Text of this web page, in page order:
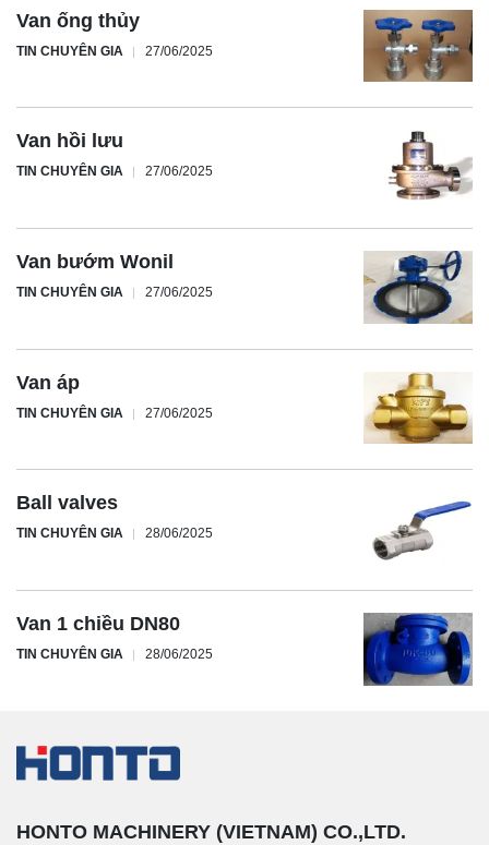
Van ống thủy
TIN CHUYÊN GIA 27/06/2025
Van hồi lưu
TIN CHUYÊN GIA 27/06/2025
Van bướm Wonil
TIN CHUYÊN GIA 27/06/2025
Van áp
TIN CHUYÊN GIA 27/06/2025
Ball valves
TIN CHUYÊN GIA 28/06/2025
Van 1 chiều DN80
TIN CHUYÊN GIA 28/06/2025
HONTO MACHINERY (VIETNAM) CO.,LTD.